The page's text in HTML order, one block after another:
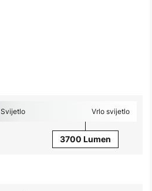
Svijetlo Vrlo svijetlo
3700 Lumen